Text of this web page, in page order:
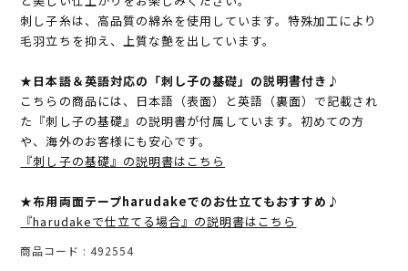
刺し子糸は、高品質の綿糸を使用しています。特殊加工により
毛羽立ちを抑え、上質な艶を出しています。
★日本語＆英語対応の「刺し子の基礎」の説明書付き♪
こちらの商品には、日本語（表面）と英語（裏面）で記載され
た『刺し子の基礎』の説明書が付属しています。初めての方
や、海外のお客様にも安心です。
『刺し子の基礎』の説明書はこちら
★布用両面テープharudakeでのお仕立てもおすすめ♪
『harudakeで仕立てる場合』の説明書はこちら
商品コード 492554